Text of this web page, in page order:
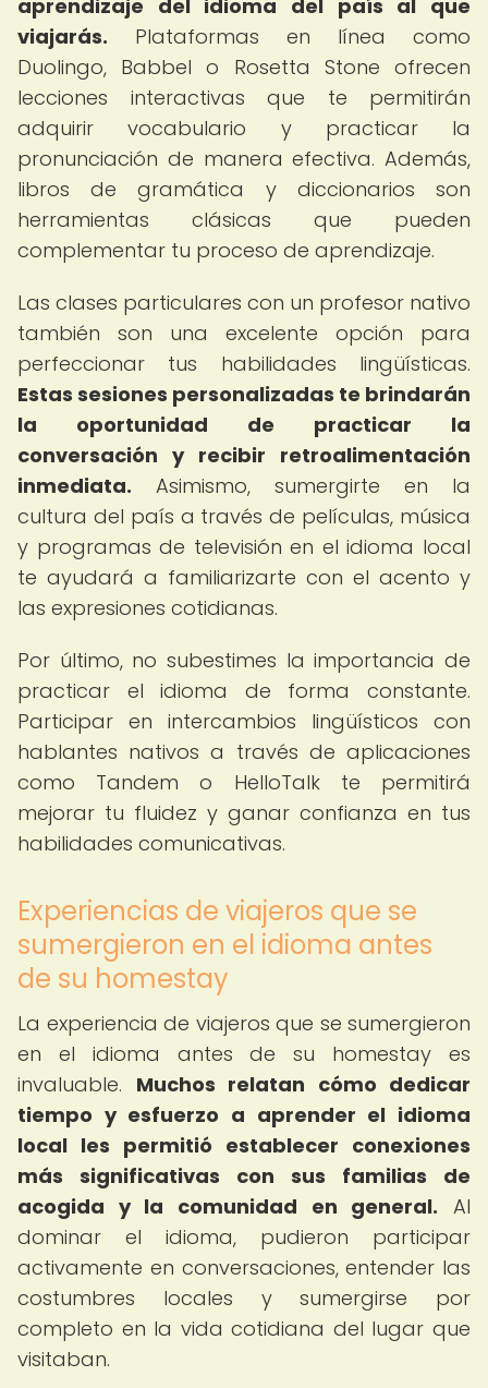
aprendizaje del idioma del país al que
viajarás. Plataformas en línea como
Duolingo, Babbel o Rosetta Stone ofrecen
lecciones interactivas que te permitirán
adquirir vocabulario y practicar la
pronunciación de manera efectiva. Además,
libros de gramática y diccionarios son
herramientas clásicas que pueden
complementar tu proceso de aprendizaje.
Las clases particulares con un profesor nativo
también son una excelente opción para
perfeccionar tus habilidades lingüísticas.
Estas sesiones personalizadas te brindarán
la oportunidad de practicar la
conversación y recibir retroalimentación
inmediata. Asimismo, sumergirte en la
cultura del país a través de películas, música
y programas de televisión en el idioma local
te ayudará a familiarizarte con el acento y
las expresiones cotidianas.
Por último, no subestimes la importancia de
practicar el idioma de forma constante.
Participar en intercambios lingüísticos con
hablantes nativos a través de aplicaciones
como Tandem o HelloTalk te permitirá
mejorar tu fluidez y ganar confianza en tus
habilidades comunicativas.
Experiencias de viajeros que se
sumergieron en el idioma antes
de su homestay
La experiencia de viajeros que se sumergieron
en el idioma antes de su homestay es
invaluable. Muchos relatan cómo dedicar
tiempo y esfuerzo a aprender el idioma
local les permitió establecer conexiones
más significativas con sus familias de
acogida y la comunidad en general. Al
dominar el idioma, pudieron participar
activamente en conversaciones, entender las
costumbres locales y sumergirse por
completo en la vida cotidiana del lugar que
visitaban.